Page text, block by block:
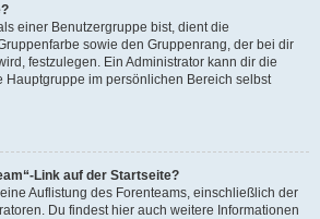
einer Benutzergruppe bist, dient die
sowie den Gruppenrang, der bei dir
festzulegen. Ein Administrator kann dir die
Hauptgruppe im persönlichen Bereich selbst
Link auf der Startseite?
Auflistung des Forenteams, einschließlich der
Du findest hier auch weitere Informationen